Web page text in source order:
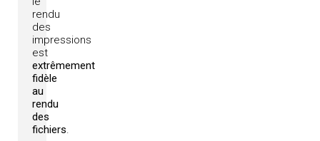
rendu
des
impressions
est
extrêmement
fidèle
au
rendu
des
fichiers.